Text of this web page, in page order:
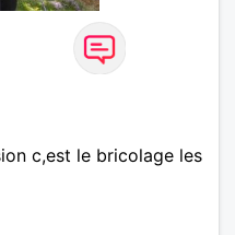
c,est le bricolage les